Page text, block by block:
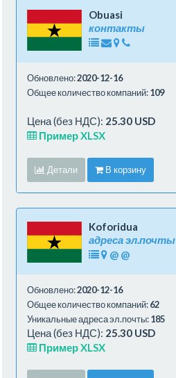
Obuasi
контакты
Обновлено:2020-12-16
Общее количество компаний:109
Цена (без НДС): 25.30 USD
Пример XLSX
Детали В корзину
Koforidua
адреса эл.почты
@ @
Обновлено:2020-12-16
Общее количество компаний:62
Уникальные адреса эл.почты:185
Цена (без НДС): 25.30 USD
Пример XLSX